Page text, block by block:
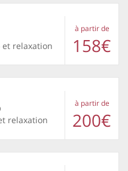
et relaxation
à partir de
158€
relaxation
à partir de
200€